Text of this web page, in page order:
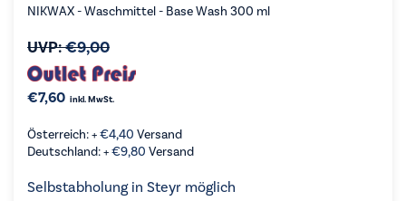
NIKWAX - Waschmittel - Base Wash 300 ml
UVP:€9,00
€7,60 inkl. MwSt.
Österreich: +€4,40 Versand
Deutschland: +€9,80 Versand
Selbstabholung in Steyr möglich